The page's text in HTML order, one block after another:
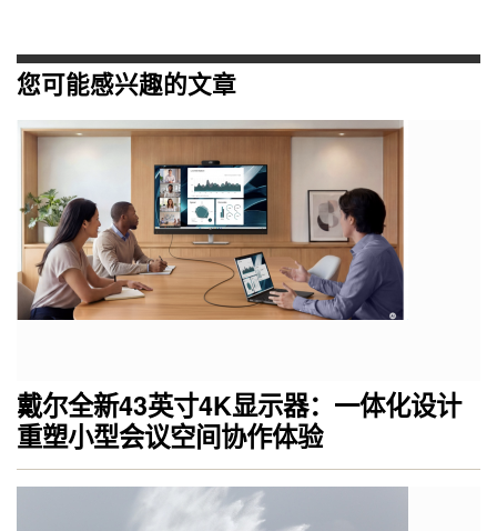
您可能感兴趣的文章
戴尔全新43英寸4K显示器：一体化设计
重塑小型会议空间协作体验